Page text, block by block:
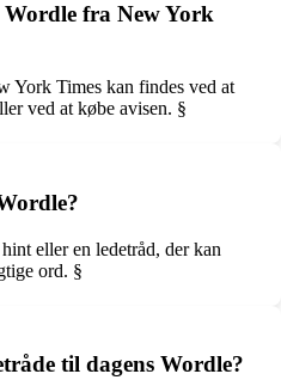
fra New York
York Times kan findes ved at
ved at købe avisen. §
eller en ledetråd, der kan
ord. §
til dagens Wordle?